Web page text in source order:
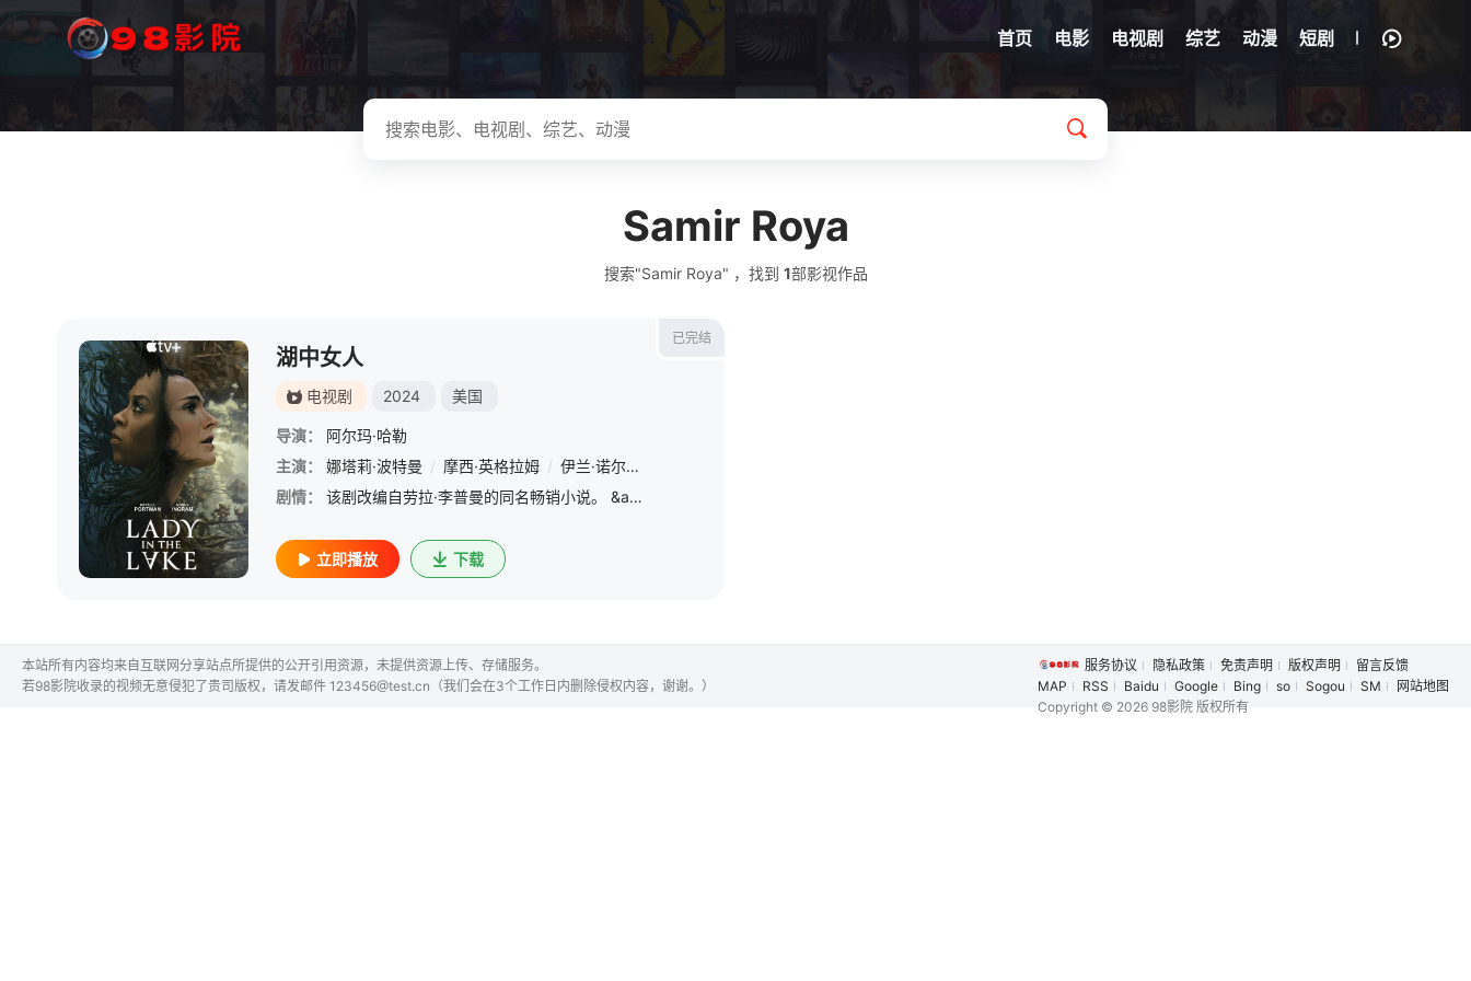
首页 电影 电视剧 综艺 动漫 短剧
Samir Roya
搜索"Samir Roya" ，找到 1部影视作品
已完结
湖中女人
电视剧 2024 美国
导演：
阿尔玛·哈勒
主演：
娜塔莉·波特曼 / 摩西·英格拉姆 / 伊兰·诺尔 /
剧情：
该剧改编自劳拉·李普曼的同名畅销小说。 &amp;nbsp; &amp;nbsp; &amp;nbsp; &amp;nbsp; &amp;nbsp; &amp;nbsp; &amp;nbsp; &amp;nbsp; &amp;nbsp; &amp;nbsp; &amp;nbsp; &amp;nb
立即播放 下载
服务协议 隐私政策 免责声明 版权声明
留言反馈
MAP
RSS Baidu Google Bing so Sogou SM
网站地图
Copyright © 2026 98影院 版权所有
本站所有内容均来自互联网分享站点所提供的公开引用资源，未提供资源上传、存储服务。
若98影院收录的视频无意侵犯了贵司版权，请发邮件 123456@test.cn（我们会在3个工作日内删除侵权内容，谢谢。）